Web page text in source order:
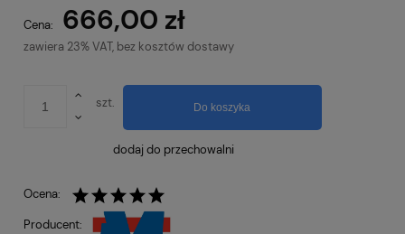
Cena: 666,00 zł
zawiera 23% VAT, bez kosztów dostawy
szt. Do koszyka
dodaj do przechowalni
Ocena:
Producent: